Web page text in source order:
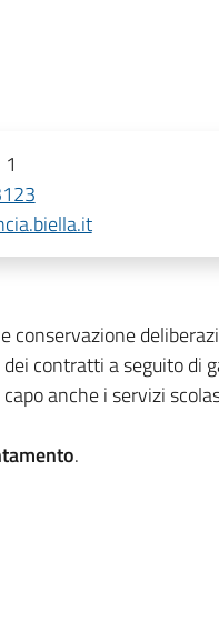
conservazione
contratti a seguito di
anche i servizi
.